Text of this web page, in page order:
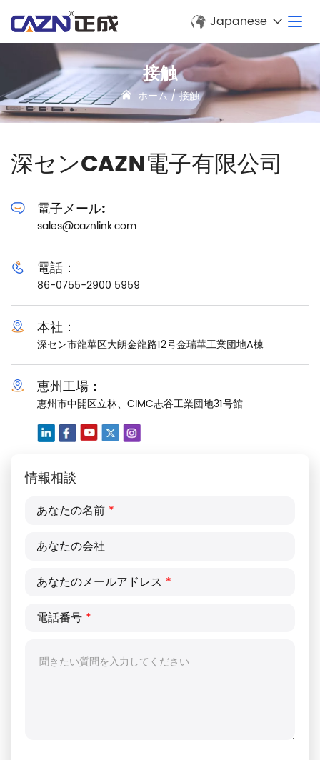
Japanese
接触
ホーム/接触
深センCAZN電子有限公司
電子メール:
sales@caznlink.com
電話：
86-0755-2900 5959
本社：
深セン市龍華区大朗金龍路12号金瑞華工業団地A棟
恵州工場：
恵州市中開区立林、CIMC志谷工業団地31号館
情報相談
あなたの名前 *
あなたの会社
あなたのメールアドレス *
電話番号 *